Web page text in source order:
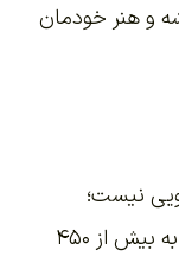
و هنر خودمان
نیست؛
همراهی در مسیر ساختن است. تا امروز به بیش از ۴۵۰